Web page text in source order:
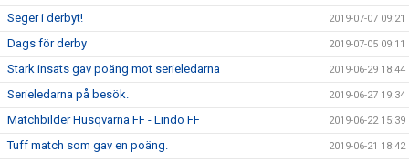
Seger i derbyt! 2019-07-07 09:21
Dags för derby 2019-07-05 09:11
Stark insats gav poäng mot serieledarna 2019-06-29 18:44
Serieledarna på besök. 2019-06-27 19:34
Matchbilder Husqvarna FF - Lindö FF 2019-06-22 15:39
Tuff match som gav en poäng. 2019-06-21 18:42